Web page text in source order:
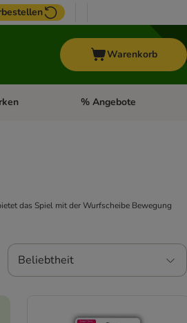
Warenkorb
öffnen: PferdKategorie-Menü öffnen:
% Angebote
das Spiel mit der Wurfscheibe Bewegung
Beliebtheit